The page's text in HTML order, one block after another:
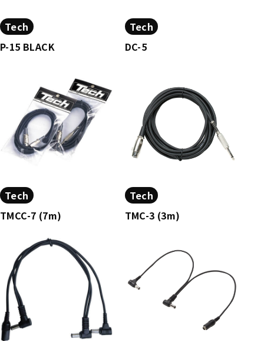
Tech
P-15 BLACK
Tech
DC-5
Tech
TMCC-7 (7m)
Tech
TMC-3 (3m)